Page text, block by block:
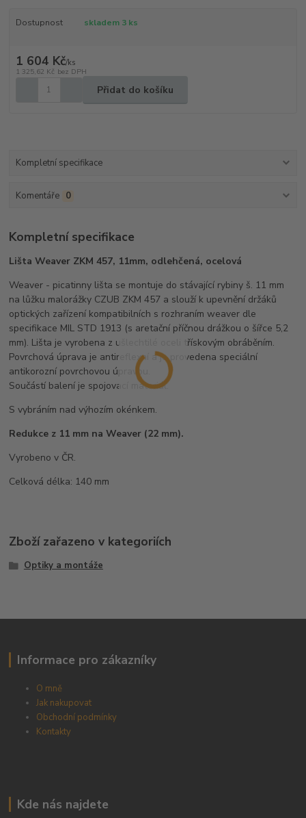
Dostupnost skladem 3 ks
1 604 Kč/ks
1 325,62 Kč bez DPH
Přidat do košíku
Kompletní specifikace
Komentáře 0
Kompletní specifikace
Lišta Weaver ZKM 457, 11mm, odlehčená, ocelová
Weaver - picatinny lišta se montuje do stávající rybiny š. 11 mm
na lůžku malorážky CZUB ZKM 457 a slouží k upevnění držáků
optických zařízení kompatibilních s rozhraním weaver dle
specifikace MIL STD 1913 (s aretační příčnou drážkou o šířce 5,2
mm). Lišta je vyrobena z ušlechtilé oceli třískovým obráběním.
Povrchová úprava je antireflexní a je provedena speciální
antikorozní povrchovou úpravou.
Součástí balení je spojovací materiál.
S vybráním nad výhozím okénkem.
Redukce z 11 mm na Weaver (22 mm).
Vyrobeno v ČR.
Celková délka: 140 mm
Zboží zařazeno v kategoriích
Optiky a montáže
Informace pro zákazníky
O mně
Jak nakupovat
Obchodní podmínky
Kontakty
Kde nás najdete